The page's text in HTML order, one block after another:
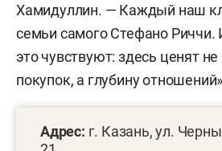
Хамидуллин. — Каждый наш
семьи самого Стефано
это чувствуют: здесь ценят
покупок, а глубину
Адрес: г. Казань, ул.